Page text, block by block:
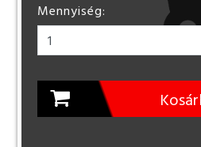
Mennyiség: